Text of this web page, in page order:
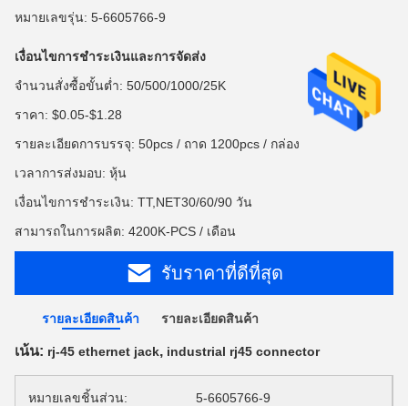
หมายเลขรุ่น: 5-6605766-9
เงื่อนไขการชำระเงินและการจัดส่ง
จำนวนสั่งซื้อขั้นต่ำ: 50/500/1000/25K
ราคา: $0.05-$1.28
รายละเอียดการบรรจุ: 50pcs / ถาด 1200pcs / กล่อง
เวลาการส่งมอบ: หุ้น
เงื่อนไขการชำระเงิน: TT,NET30/60/90 วัน
สามารถในการผลิต: 4200K-PCS / เดือน
รับราคาที่ดีที่สุด
รายละเอียดสินค้า รายละเอียดสินค้า
เน้น: rj-45 ethernet jack, industrial rj45 connector
หมายเลขชิ้นส่วน: 5-6605766-9